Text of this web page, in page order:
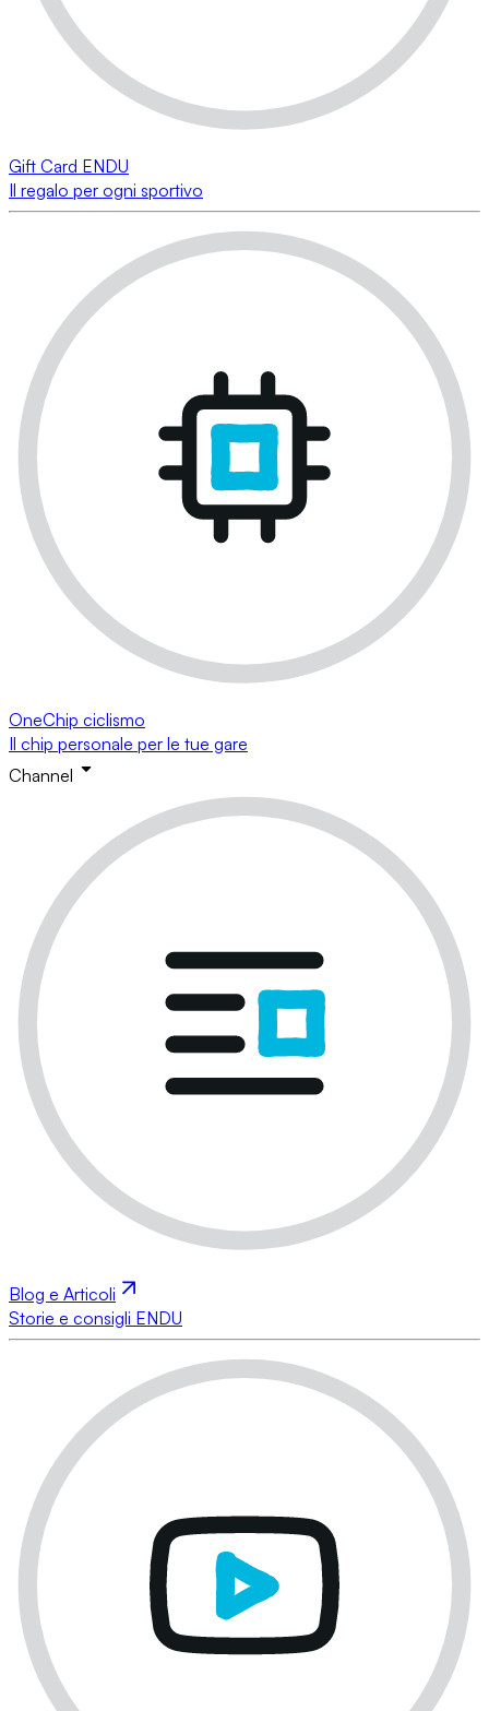
Gift Card ENDU
Il regalo per ogni sportivo
OneChip ciclismo
Il chip personale per le tue gare
Channel
Blog e Articoli
Storie e consigli ENDU